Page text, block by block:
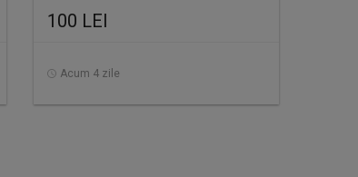
100 LEI
Acum 4 zile